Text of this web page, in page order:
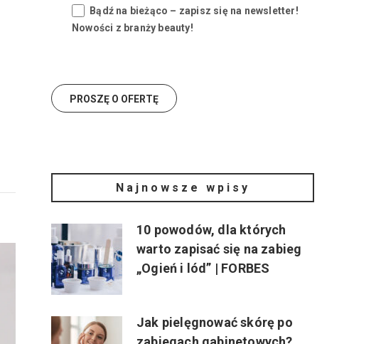
Bądź na bieżąco – zapisz się na newsletter!
Nowości z branży beauty!
Najnowsze wpisy
10 powodów, dla których
warto zapisać się na zabieg
„Ogień i lód” | FORBES
Jak pielęgnować skórę po